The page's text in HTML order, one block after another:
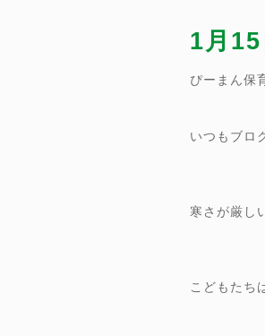
1月
ぴーまん保
いつもブロ
寒さが厳し
こどもたち